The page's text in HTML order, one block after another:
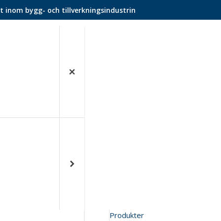
inom bygg- och tillverkningsindustrin
Produkter